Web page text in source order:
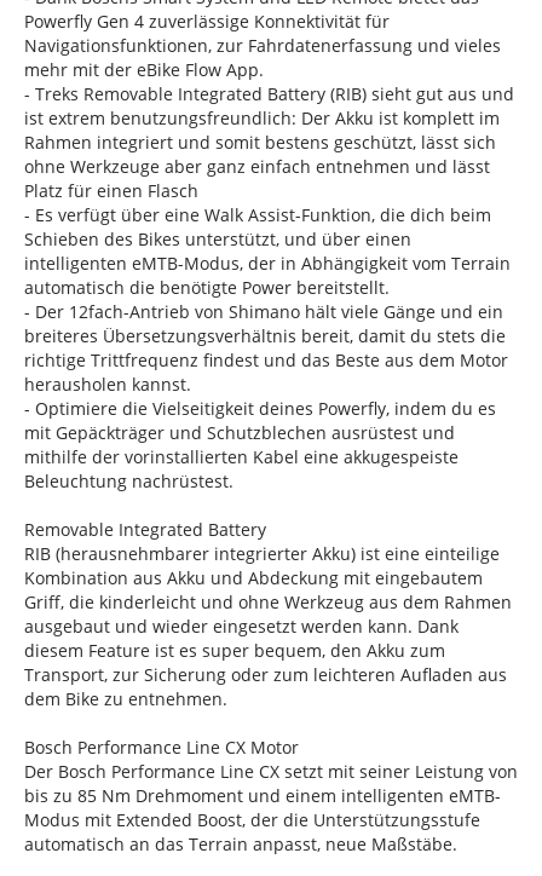
Powerfly Gen 4 zuverlässige Konnektivität für
Navigationsfunktionen, zur Fahrdatenerfassung und vieles
mehr mit der eBike Flow App.
- Treks Removable Integrated Battery (RIB) sieht gut aus und
ist extrem benutzungsfreundlich: Der Akku ist komplett im
Rahmen integriert und somit bestens geschützt, lässt sich
ohne Werkzeuge aber ganz einfach entnehmen und lässt
Platz für einen Flasch
- Es verfügt über eine Walk Assist-Funktion, die dich beim
Schieben des Bikes unterstützt, und über einen
intelligenten eMTB-Modus, der in Abhängigkeit vom Terrain
automatisch die benötigte Power bereitstellt.
- Der 12fach-Antrieb von Shimano hält viele Gänge und ein
breiteres Übersetzungsverhältnis bereit, damit du stets die
richtige Trittfrequenz findest und das Beste aus dem Motor
herausholen kannst.
- Optimiere die Vielseitigkeit deines Powerfly, indem du es
mit Gepäckträger und Schutzblechen ausrüstest und
mithilfe der vorinstallierten Kabel eine akkugespeiste
Beleuchtung nachrüstest.
Removable Integrated Battery
RIB (herausnehmbarer integrierter Akku) ist eine einteilige
Kombination aus Akku und Abdeckung mit eingebautem
Griff, die kinderleicht und ohne Werkzeug aus dem Rahmen
ausgebaut und wieder eingesetzt werden kann. Dank
diesem Feature ist es super bequem, den Akku zum
Transport, zur Sicherung oder zum leichteren Aufladen aus
dem Bike zu entnehmen.
Bosch Performance Line CX Motor
Der Bosch Performance Line CX setzt mit seiner Leistung von
bis zu 85 Nm Drehmoment und einem intelligenten eMTB-
Modus mit Extended Boost, der die Unterstützungsstufe
automatisch an das Terrain anpasst, neue Maßstäbe.